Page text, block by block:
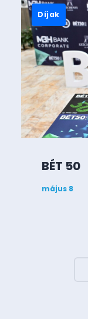
Díjak
BÉT 50
május 8